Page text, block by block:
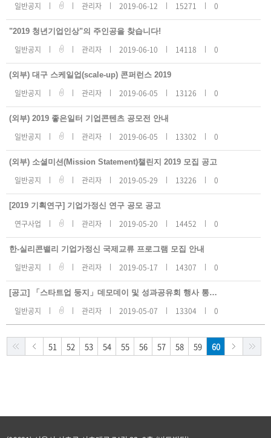
수
일반공지 관리자 2019-06-12 15271 0
"2019 청년기업인상"의 주인공을 찾습니다!
일반공지 관리자 2019-06-10 14118 0
(외부) 대구 스케일업(scale-up) 콘퍼런스 2019
일반공지 관리자 2019-06-05 13126 0
(외부) 2019 좋은일터 기업콘텐츠 공모전 안내
일반공지 관리자 2019-06-05 13302 0
(외부) 소셜미션(Mission Statement)챌린지 2019 모집 공고
일반공지 관리자 2019-05-29 13226 0
[2019 기획연구] 기업가정신 연구 공모 공고
연구사업 관리자 2019-05-20 14452 0
한-실리콘밸리 기업가정신 국제교류 프로그램 모집 안내
일반공지 관리자 2019-05-17 14307 0
[공고] 「스타트업 둥지」데모데이 및 성과공유회 행사 통합 용역 공고
일반공지 관리자 2019-05-07 13304 0
51 52 53 54 55 56 57 58 59 60